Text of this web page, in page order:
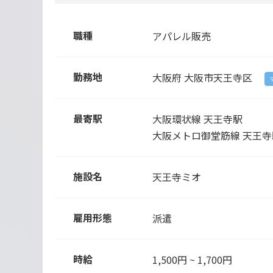
職種 アパレル販売
勤務地 大阪府 大阪市天王寺区
最寄駅
大阪環状線 天王寺駅
大阪メトロ御堂筋線 天王
施設名 天王寺ミオ
雇用形態 派遣
時給 1,500円 ~ 1,700円